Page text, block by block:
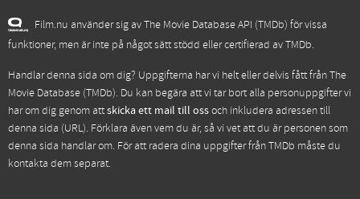
Film.nu använder sig av The Movie Database API (TMDb) för vissa
funktioner, men är inte på något sätt stödd eller certifierad av TMDb.
Handlar denna sida om dig? Uppgifterna har vi helt eller delvis fått frånThe
Movie Database (TMDb). Du kan begära att vi tar bort alla personuppgifter vi
har om dig genom attskicka ett mail till ossoch inkludera adressen till
denna sida (URL). Förklara även vem du är, så vi vet att du är personen som
denna sida handlar om. För att radera dina uppgifter från TMDb måste du
kontakta dem separat.